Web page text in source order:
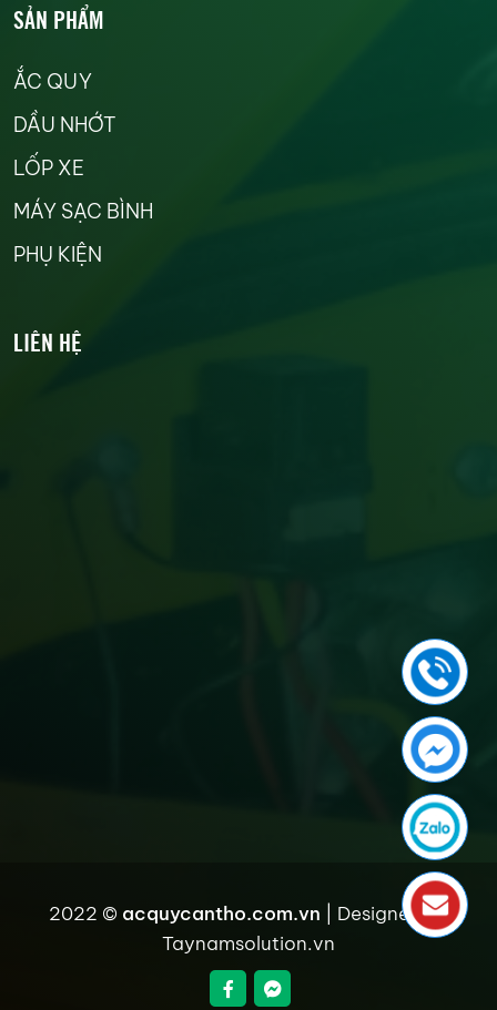
SẢN PHẨM
ẮC QUY
DẦU NHỚT
LỐP XE
MÁY SẠC BÌNH
PHỤ KIỆN
LIÊN HỆ
2022 © acquycantho.com.vn | Designed by
Taynamsolution.vn